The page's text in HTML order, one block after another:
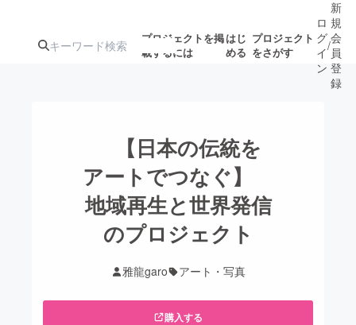
プロジェクトを掲
載するには
はじ
める
プロジェクト
をさがす
注目の新着プロ
ジェクト
募集終了が近いプ
ロジェクト
アート・写真
映像・映画 書籍・雑誌
ロ
グ
イ
ン
/
新
規
会
員
登
録
【︎︎日本の伝統を
アートでつなぐ】
地域再生と世界発信
のプロジェクト
雅龍garo アート・写真
購入する